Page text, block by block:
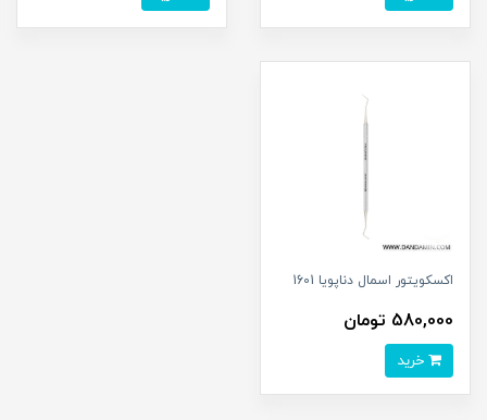
اکسکویتور اسمال دناپویا 1601
580,000 تومان